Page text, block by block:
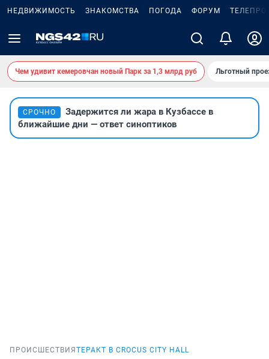
НЕДВИЖИМОСТЬ ЗНАКОМСТВА ПОГОДА ФОРУМ
Чем удивит кемеровчан новый Парк за 1,3 млрд руб Льготный
СРОЧНО
Задержится ли жара в Кузбассе в
ближайшие дни — ответ синоптиков
ПРОИСШЕСТВИЯ ТЕРАКТ В CROCUS CITY HALL